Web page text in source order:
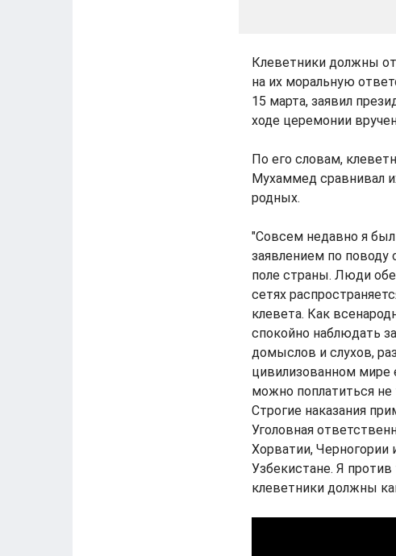
Клеветники должны
на их моральную
15 марта, заявил
ходе церемонии
По его словам,
Мухаммед сравнивал
родных.
"Совсем недавно я
заявлением по
поле страны. Люди
сетях
клевета. Как
спокойно наблюдать
домыслов и слухов,
цивилизованном мире
можно поплатиться
Строгие наказания
Уголовная
Хорватии,
Узбекистане. Я против
клеветники должны